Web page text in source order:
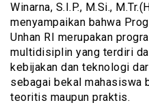
Winarna, S.I.P., M.Si.,
menyampaikan bahwa
Unhan RI merupakan
multidisiplin yang terdiri
kebijakan dan teknologi
sebagai bekal mahasiswa
teoritis maupun praktis.